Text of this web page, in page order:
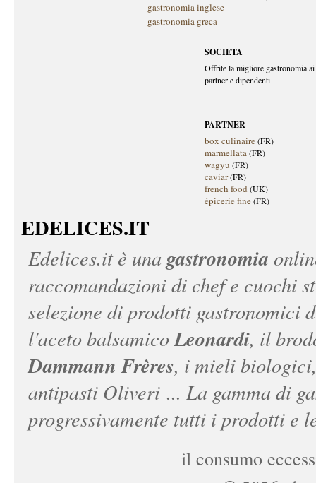
gastronomia inglese
gastronomia greca
SOCIETA
Offrite la migliore gastronomia
partner e dipendenti
PARTNER
box culinaire(FR)
marmellata(FR)
wagyu (FR)
caviar(FR)
french food (UK)
épicerie fine(FR)
EDELICES.IT
Edelices.itè una gastronomia
raccomandazioni di chef e cuochi
selezione di prodotti gastronomici
l'aceto balsamicoLeonardi, il
Dammann Frères, i mieli
antipasti Oliveri ... La gamma di
progressivamente tutti i prodotti e
il consumo